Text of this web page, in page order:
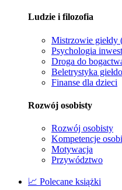
Ludzie i filozofia
Mistrzowie
Psychologia
Droga do
Beletrystyka
Finanse dla dzieci
Rozwój osobisty
Rozwój osobisty
Kompetencje
Motywacja
Przywództwo
📈 Polecane książki